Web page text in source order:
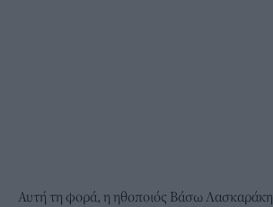
Αυτή τη φορά, η ηθοποιός Βάσω Λασκαράκη